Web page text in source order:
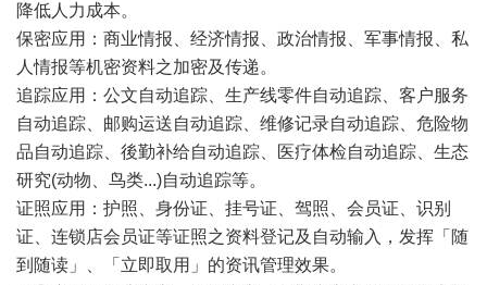
降低人力成本。
保密应用：商业情报、经济情报、政治情报、军事情报、私
人情报等机密资料之加密及传递。
追踪应用：公文自动追踪、生产线零件自动追踪、客户服务
自动追踪、邮购运送自动追踪、维修记录自动追踪、危险物
品自动追踪、後勤补给自动追踪、医疗体检自动追踪、生态
研究(动物、鸟类...)自动追踪等。
证照应用：护照、身份证、挂号证、驾照、会员证、识别
证、连锁店会员证等证照之资料登记及自动输入，发挥「随
到随读」、「立即取用」的资讯管理效果。